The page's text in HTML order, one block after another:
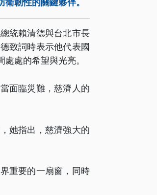
韌性的關鍵夥伴。
統賴清德與台北市長
致詞時表示他代表國
處的希望與光亮。
面臨災難，慈濟人的
她指出，慈濟強大的
重要的一扇窗，同時